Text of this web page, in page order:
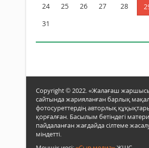
24
25 26 27 28
31
Copyright © 2022. «Жалағаш
сайтында жарияланған барлық
фотосуреттердің авторлық
қорғалған. Басылым бетіндегі
пайдаланған жағдайда сілтеме
міндетті.